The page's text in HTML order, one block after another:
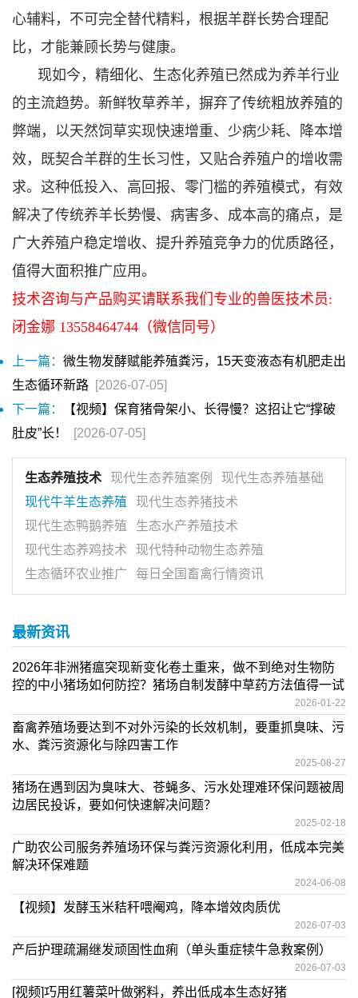
心辅料，不可完全替代精料，根据羊群长势合理配
比，才能兼顾长势与健康。
现如今，精细化、生态化养殖已然成为养羊行业
的主流趋势。新鲜牧草养羊，摒弃了传统粗放养殖的
弊端，以天然饲草实现快速增重、少病少耗、降本增
效，既契合羊群的生长习性，又贴合养殖户的增收需
求。这种低投入、高回报、零门槛的养殖模式，有效
解决了传统养羊长势慢、病害多、成本高的痛点，是
广大养殖户稳定增收、提升养殖竞争力的优质路径，
值得大面积推广应用。
技术咨询与产品购买请联系我们专业的兽医技术员:
闭金娜 13558464744（微信同号）
上一篇： 微生物发酵赋能养殖粪污，15天变液态有机肥走出
生态循环新路 [2026-07-05]
下一篇：
【视频】保育猪骨架小、长得慢？这招让它“撑破
肚皮”长！
[2026-07-05]
生态养殖技术 现代生态养殖案例
现代生态养殖基础
现代牛羊生态养殖
现代生态养猪技术
现代生态鸭鹅养殖
生态水产养殖技术
现代生态养鸡技术
现代特种动物生态养殖
生态循环农业推广
每日全国畜禽行情资讯
最新资讯
2026年非洲猪瘟突现新变化卷土重来，做不到绝对生物防
控的中小猪场如何防控？猪场自制发酵中草药方法值得一试
2026-01-22
畜禽养殖场要达到不对外污染的长效机制，要重抓臭味、污
水、粪污资源化与除四害工作
2025-08-27
猪场在遇到因为臭味大、苍蝇多、污水处理难环保问题被周
边居民投诉，要如何快速解决问题？
2025-02-18
广助农公司服务养殖场环保与粪污资源化利用，低成本完美
解决环保难题
2024-06-08
【视频】发酵玉米秸秆喂阉鸡，降本增效肉质优
2026-07-03
产后护理疏漏继发顽固性血痢（单头重症犊牛急救案例）
2026-07-03
[视频]巧用红薯菜叶做粥料，养出低成本生态好猪